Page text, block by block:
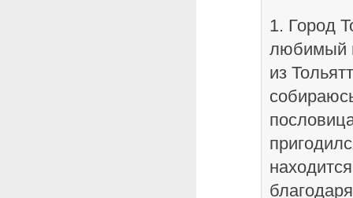
1. Город
любимый
из